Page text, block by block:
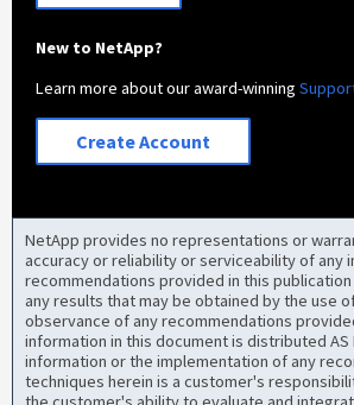
New to NetApp?
Learn more about our award-winning
Create Account
NetApp provides no representations or
accuracy or reliability or serviceability of any
recommendations provided in this
any results that may be obtained by the use
observance of any recommendations
information in this document is distributed AS
information or the implementation of any
techniques herein is a customer's